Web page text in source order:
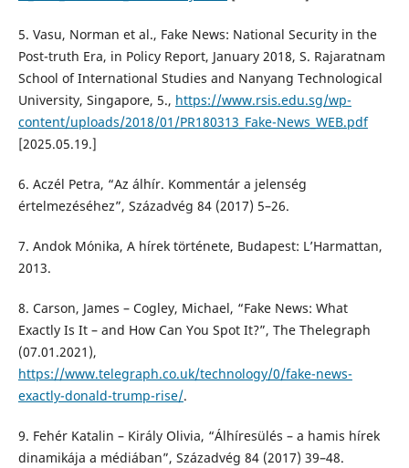
5. Vasu, Norman et al., Fake News: National Security in the
Post-truth Era, in Policy Report, January 2018, S. Rajaratnam
School of International Studies and Nanyang Technological
University, Singapore, 5., https://www.rsis.edu.sg/wp-
content/uploads/2018/01/PR180313_Fake-News_WEB.pdf
[2025.05.19.]
6. Aczél Petra, “Az álhír. Kommentár a jelenség
értelmezéséhez”, Századvég 84 (2017) 5–26.
7. Andok Mónika, A hírek története, Budapest: L’Harmattan,
2013.
8. Carson, James – Cogley, Michael, “Fake News: What
Exactly Is It – and How Can You Spot It?”, The Thelegraph
(07.01.2021),
https://www.telegraph.co.uk/technology/0/fake-news-
exactly-donald-trump-rise/.
9. Fehér Katalin – Király Olivia, “Álhíresülés – a hamis hírek
dinamikája a médiában”, Századvég 84 (2017) 39–48.